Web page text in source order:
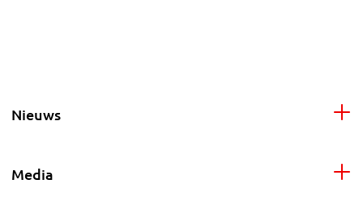
Nieuws
Media